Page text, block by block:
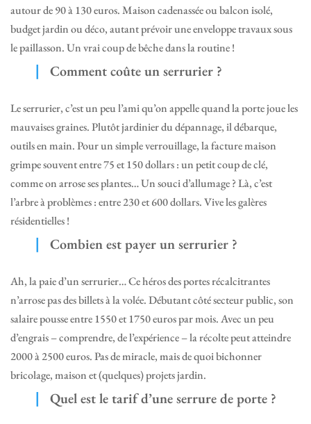
autour de 90 à 130 euros. Maison cadenassée ou balcon isolé,
budget jardin ou déco, autant prévoir une enveloppe travaux sous
le paillasson. Un vrai coup de bêche dans la routine !
Comment coûte un serrurier ?
Le serrurier, c’est un peu l’ami qu’on appelle quand la porte joue les
mauvaises graines. Plutôt jardinier du dépannage, il débarque,
outils en main. Pour un simple verrouillage, la facture maison
grimpe souvent entre 75 et 150 dollars : un petit coup de clé,
comme on arrose ses plantes… Un souci d’allumage ? Là, c’est
l’arbre à problèmes : entre 230 et 600 dollars. Vive les galères
résidentielles !
Combien est payer un serrurier ?
Ah, la paie d’un serrurier… Ce héros des portes récalcitrantes
n’arrose pas des billets à la volée. Débutant côté secteur public, son
salaire pousse entre 1550 et 1750 euros par mois. Avec un peu
d’engrais – comprendre, de l’expérience – la récolte peut atteindre
2000 à 2500 euros. Pas de miracle, mais de quoi bichonner
bricolage, maison et (quelques) projets jardin.
Quel est le tarif d’une serrure de porte ?